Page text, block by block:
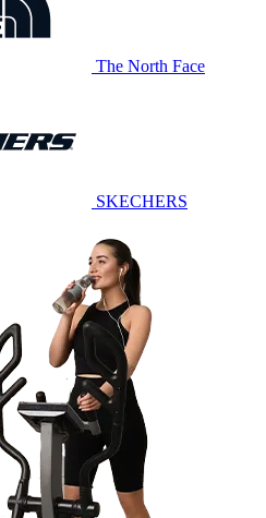
The North Face
SKECHERS